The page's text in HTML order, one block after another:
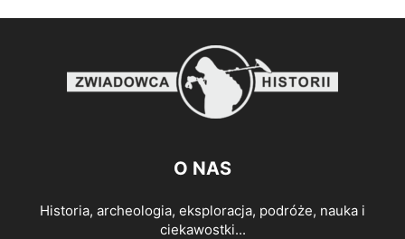
O NAS
Historia, archeologia, eksploracja, podróże, nauka i
ciekawostki...